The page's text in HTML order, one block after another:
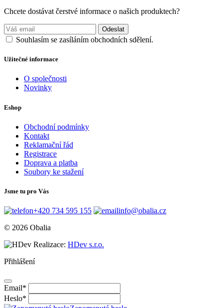
Chcete dostávat čerstvé informace o našich produktech?
Odeslat
Souhlasím se zasíláním obchodních sdělení.
Užitečné informace
O společnosti
Novinky
Eshop
Obchodní podmínky
Kontakt
Reklamační řád
Registrace
Doprava a platba
Soubory ke stažení
Jsme tu pro Vás
+420 734 595 155
info@obalia.cz
© 2026 Obalia
Realizace: HDev s.r.o.
Přihlášení
Email*
Heslo*